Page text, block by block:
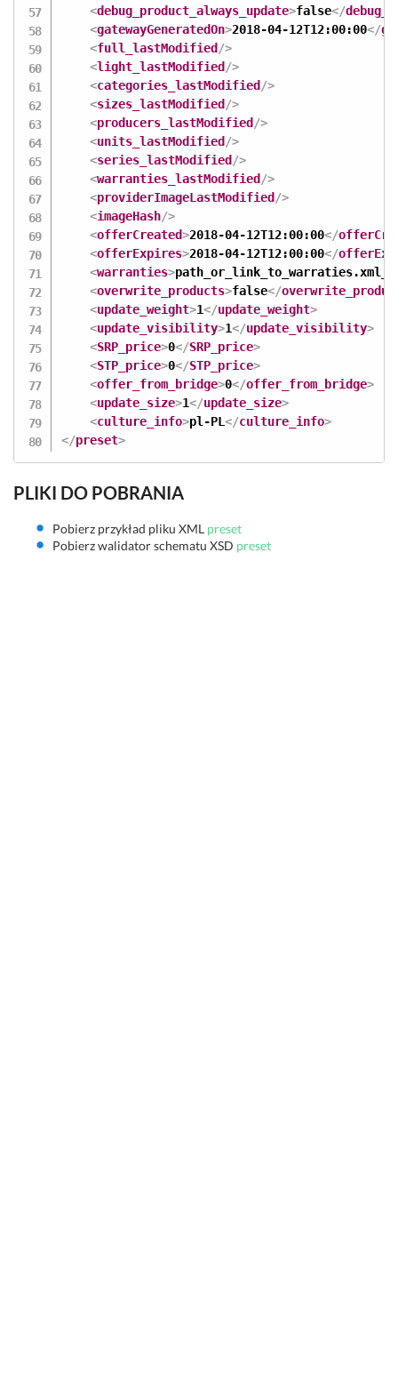
<debug_product_always_update>false</
<gatewayGeneratedOn>2018-04-12T12:00:00</
<full_lastModified />
<light_lastModified />
<categories_lastModified />
<sizes_lastModified />
<producers_lastModified />
<units_lastModified />
<series_lastModified />
<warranties_lastModified />
<providerImageLastModified />
<imageHash/>
<offerCreated>2018-04-12T12:00:00</
<offerExpires>2018-04-12T12:00:00</
<warranties>
<overwrite_products>false</
<update_weight>1</update_weight>
<update_visibility>1</update_visibility>
<SRP_price>0</SRP_price>
<STP_price>0</STP_price>
<offer_from_bridge>0</offer_from_bridge>
<update_size>1</update_size>
<culture_info>pl-PL</culture_info>
</preset>
PLIKI DO POBRANIA
Pobierz przykład pliku XML preset
Pobierz walidator schematu XSD preset